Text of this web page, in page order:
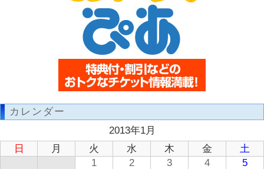
カレンダー
2013年1月
日
月 火 水 木 金
土
1
2 3 4
5